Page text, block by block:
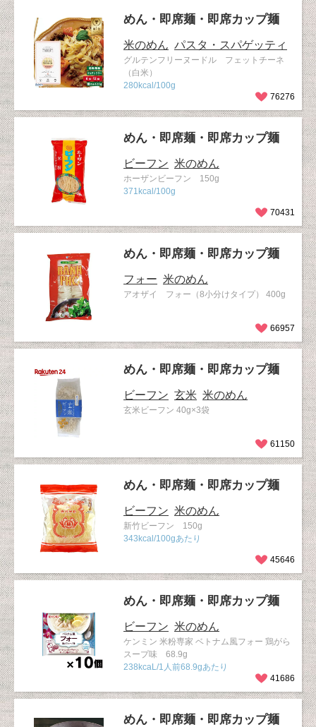
めん・即席麺・即席カップ麺
米のめん パスタ・スパゲッティ
グルテンフリーヌードル フェットチーネ
（白米）
280kcal/100g
76276
めん・即席麺・即席カップ麺
ビーフン 米のめん
ホーザンビーフン 150g
371kcal/100g
70431
めん・即席麺・即席カップ麺
フォー 米のめん
アオザイ フォー（8小分けタイプ） 400g
66957
めん・即席麺・即席カップ麺
ビーフン 玄米 米のめん
玄米ビーフン 40g×3袋
61150
めん・即席麺・即席カップ麺
ビーフン 米のめん
新竹ビーフン 150g
343kcal/100gあたり
45646
めん・即席麺・即席カップ麺
ビーフン 米のめん
ケンミン 米粉専家 ベトナム風フォー 鶏がら
スープ味 68.9g
238kcaL/1人前68.9gあたり
41686
めん・即席麺・即席カップ麺